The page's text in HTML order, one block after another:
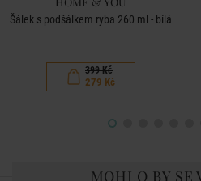
Šálek s podšálkem ryba 260 ml - bílá
399 Kč
279 Kč
MOHLO BY SE